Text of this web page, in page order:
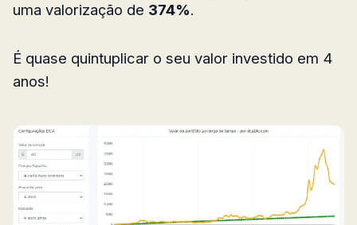
uma valorização de 374%.
É quase quintuplicar o seu valor investido em 4
anos!